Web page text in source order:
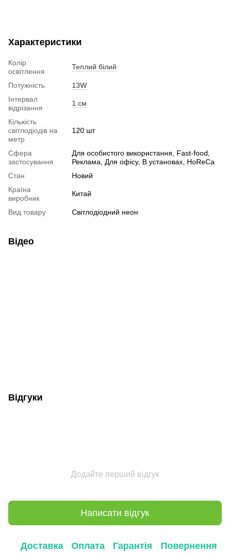
Характеристики
Колір
освітлення
Теплий білий
Потужність
13W
Інтервал
відрізання
1 см
Кількість
світлодіодів на
метр
120 шт
Сфера
застосування
Для особистого використання, Fast-food,
Реклама, Для офісу, В установах, HoReCa
Стан
Новий
Країна
виробник
Китай
Вид товару Світлодіодний неон
Відео
Відгуки
Додайте перший відгук
Написати відгук
Доставка Оплата Гарантія Повернення